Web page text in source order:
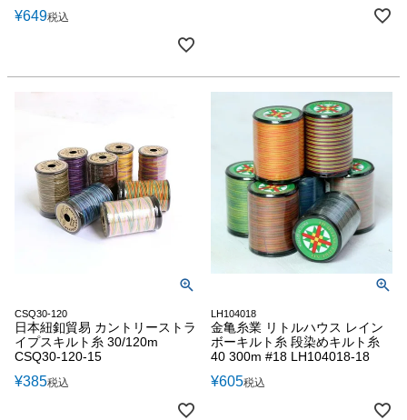
¥649税込
CSQ30-120
日本紐釦貿易 カントリーストラ
イプスキルト糸 30/120m
CSQ30-120-15
¥385税込
LH104018
金亀糸業 リトルハウス レイン
ボーキルト糸 段染めキルト糸
40 300m #18 LH104018-18
¥605税込